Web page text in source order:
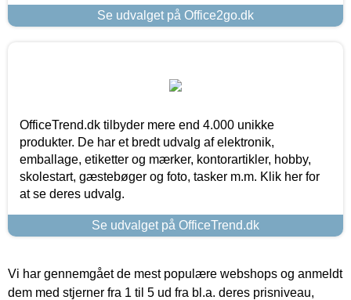
Se udvalget på Office2go.dk
OfficeTrend.dk tilbyder mere end 4.000 unikke
produkter. De har et bredt udvalg af elektronik,
emballage, etiketter og mærker, kontorartikler, hobby,
skolestart, gæstebøger og foto, tasker m.m. Klik her for
at se deres udvalg.
Se udvalget på OfficeTrend.dk
Vi har gennemgået de mest populære webshops og anmeldt
dem med stjerner fra 1 til 5 ud fra bl.a. deres prisniveau,